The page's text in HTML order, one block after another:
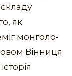
як
монголо-
Вінниця